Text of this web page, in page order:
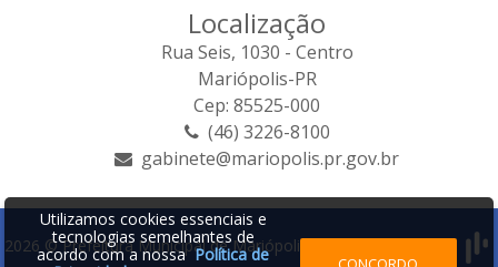
Localização
Rua Seis, 1030 - Centro
Mariópolis-PR
Cep: 85525-000
(46) 3226-8100
gabinete@mariopolis.pr.gov.br
2026 © Prefeitura Municipal de Mariópolis | Desenvolvido por:
Utilizamos cookies essenciais e
tecnologias semelhantes de
acordo com a nossaPolítica de